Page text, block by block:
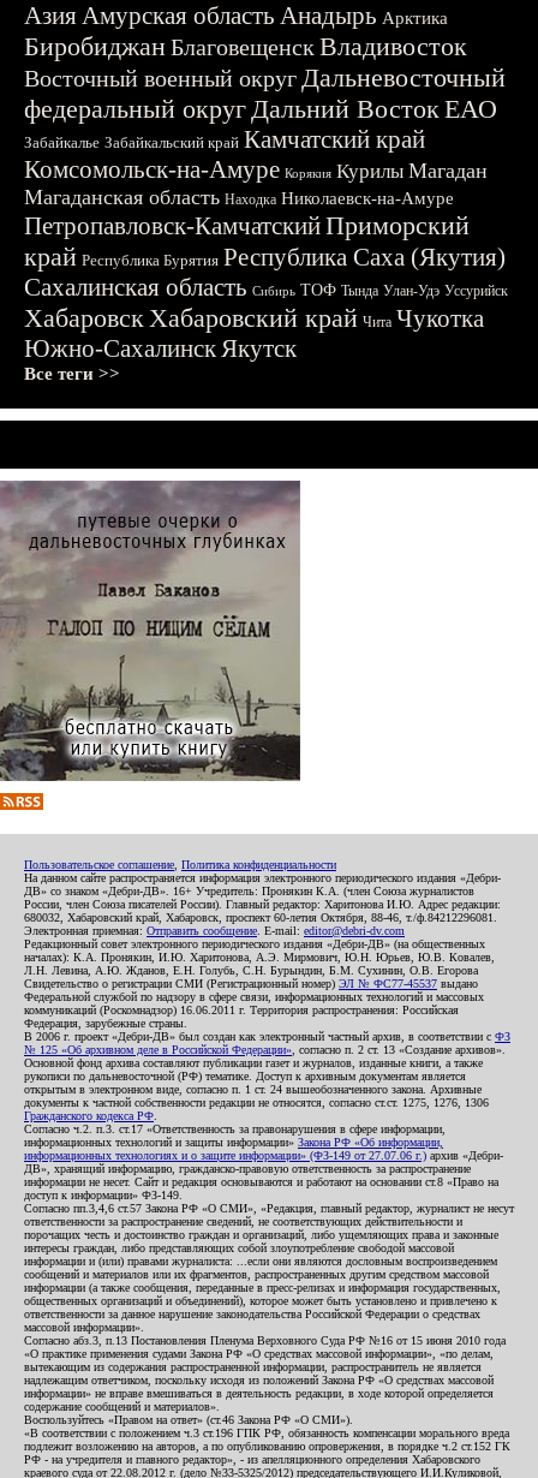
АзияАмурская область Анадырь Арктика
БиробиджанБлаговещенскВладивосток
Восточный военный округДальневосточный
федеральный округДальний ВостокЕАО
Забайкалье Забайкальский край Камчатский край
Комсомольск-на-Амуре Корякия Курилы Магадан
Магаданская область Находка Николаевск-на-Амуре
Петропавловск-КамчатскийПриморский
край Республика Бурятия Республика Саха (Якутия)
Сахалинская область Сибирь ТОФ Тында Улан-Удэ Уссурийск
ХабаровскХабаровский край Чита Чукотка
Южно-СахалинскЯкутск
Все теги >>
Пользовательское соглашение Политика конфиденциальности
На данном сайте распространяется информация электронного периодического издания «Дебри-
ДВ» со знаком «Дебри-ДВ». 16+ Учредитель: Пронякин К.А. (член Союза журналистов
России, член Союза писателей России). Главный редактор: Харитонова И.Ю. Адрес редакции:
680032, Хабаровский край, Хабаровск, проспект 60-летия Октября, 88-46, т./ф.84212296081.
Электронная приемная: Отправить сообщение . E-mail: editor@debri-dv.com
Редакционный совет электронного периодического издания «Дебри-ДВ» (на общественных
началах): К.А. Пронякин, И.Ю. Харитонова, А.Э. Мирмович, Ю.Н. Юрьев, Ю.В. Ковалев,
Л.Н. Левина, А.Ю. Жданов, Е.Н. Голубь, С.Н. Бурындин, Б.М. Сухинин, О.В. Егорова
Свидетельство о регистрации СМИ (Регистрационный номер) ЭЛ № ФС77-45537 выдано
Федеральной службой по надзору в сфере связи, информационных технологий и массовых
коммуникаций (Роскомнадзор) 16.06.2011 г. Территория распространения: Российская
Федерация, зарубежные страны.
В 2006 г. проект «Дебри-ДВ» был создан как электронный частный архив, в соответствии с ФЗ
№ 125 «Об архивном деле в Российской Федерации» , согласно п. 2 ст. 13 «Создание архивов».
Основной фонд архива составляют публикации газет и журналов, изданные книги, а также
рукописи по дальневосточной (РФ) тематике. Доступ к архивным документам является
открытым в электронном виде, согласно п. 1 ст. 24 вышеобозначенного закона. Архивные
документы к частной собственности редакции не относятся, согласно ст.ст. 1275, 1276, 1306
Гражданского кодекса РФ
Согласно ч.2. п.3. ст.17 «Ответственность за правонарушения в сфере информации,
информационных технологий и защиты информации» Закона РФ «Об информации,
информационных технологиях и о защите информации» (ФЗ-149 от 27.07.06 г.) архив «Дебри-
ДВ», хранящий информацию, гражданско-правовую ответственность за распространение
информации не несет. Сайт и редакция основываются и работают на основании ст.8 «Право на
доступ к информации» ФЗ-149.
Согласно пп.3,4,6 ст.57 Закона РФ «О СМИ», «Редакция, главный редактор, журналист не несут
ответственности за распространение сведений, не соответствующих действительности и
порочащих честь и достоинство граждан и организаций, либо ущемляющих права и законные
интересы граждан, либо представляющих собой злоупотребление свободой массовой
информации и (или) правами журналиста: ...если они являются дословным воспроизведением
сообщений и материалов или их фрагментов, распространенных другим средством массовой
информации (а также сообщения, переданные в пресс-релизах и информация государственных,
общественных организаций и объединений), которое может быть установлено и привлечено к
ответственности за данное нарушение законодательства Российской Федерации о средствах
массовой информации».
Согласно абз.3, п.13 Постановления Пленума Верховного Суда РФ №16 от 15 июня 2010 года
«О практике применения судами Закона РФ «О средствах массовой информации», «по делам,
вытекающим из содержания распространенной информации, распространитель не является
надлежащим ответчиком, поскольку исходя из положений Закона РФ «О средствах массовой
информации» не вправе вмешиваться в деятельность редакции, в ходе которой определяется
содержание сообщений и материалов».
Воспользуйтесь «Правом на ответ» (ст.46 Закона РФ «О СМИ»).
«В соответствии с положением ч.3 ст.196 ГПК РФ, обязанность компенсации морального вреда
подлежит возложению на авторов, а по опубликованию опровержения, в порядке ч.2 ст.152 ГК
РФ - на учредителя и главного редактор», - из апелляционного определения Хабаровского
краевого суда от 22.08.2012 г. (дело №33-5325/2012) председательствующего И.И.Куликовой,